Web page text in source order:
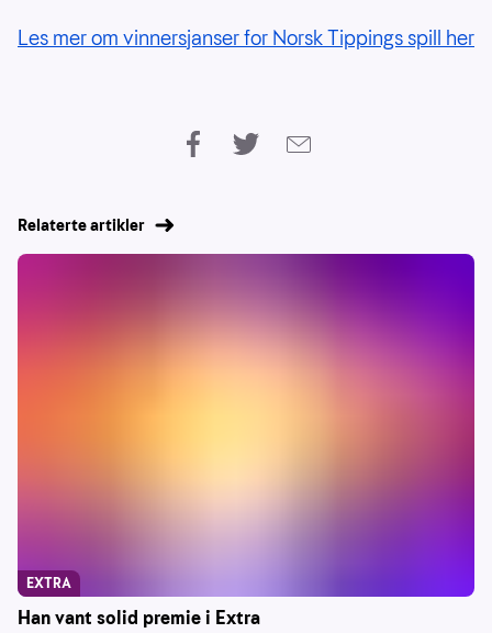
Les mer om vinnersjanser for Norsk Tippings spill her
Relaterte artikler
Han vant solid premie i Extra
EXTRA